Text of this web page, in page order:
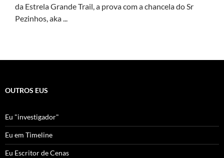
da Estrela Grande Trail, a prova com a chancela do Sr
Pezinhos, aka ...
OUTROS EUS
Eu "investigador"
Eu em Timeline
Eu Escritor de Cenas